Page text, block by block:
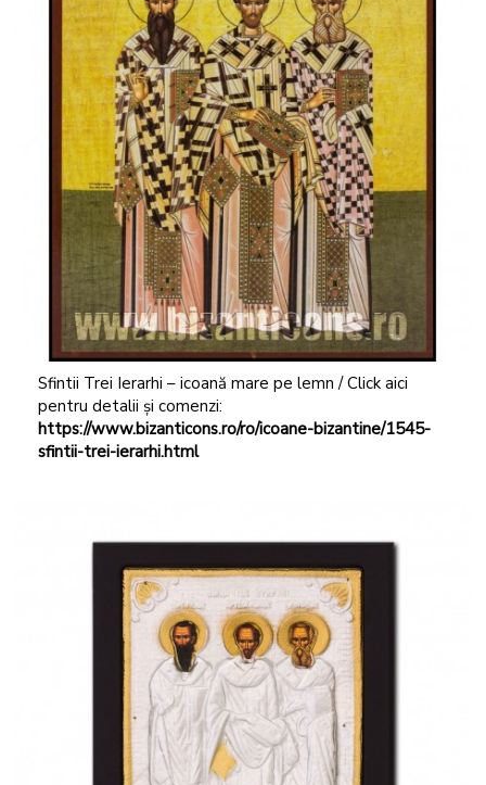
Sfintii Trei Ierarhi – icoană mare pe lemn / Click aici
pentru detalii și comenzi:
https://www.bizanticons.ro/ro/icoane-bizantine/1545-
sfintii-trei-ierarhi.html